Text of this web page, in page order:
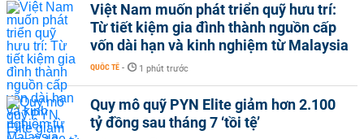
Việt Nam muốn phát triển quỹ hưu trí:
Từ tiết kiệm gia đình thành nguồn cấp
vốn dài hạn và kinh nghiệm từ Malaysia
QUỐC TẾ - 1 phút trước
Quy mô quỹ PYN Elite giảm hơn 2.100
tỷ đồng sau tháng 7 ‘tồi tệ’